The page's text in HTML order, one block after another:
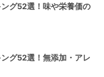
グ52選！味や栄養価の
グ52選！無添加・アレ